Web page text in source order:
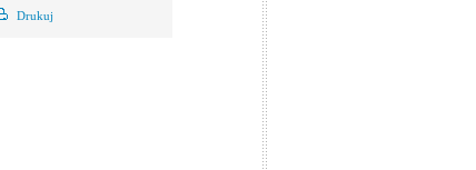
Drukuj